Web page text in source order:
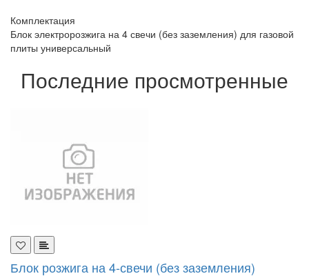
Комплектация
Блок электророзжига на 4 свечи (без заземления) для газовой
плиты универсальный
Последние просмотренные
Блок розжига на 4-свечи (без заземления)